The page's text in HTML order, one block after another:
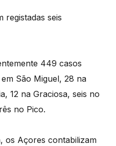
registadas seis
449 casos
São Miguel, 28 na
12 na Graciosa, seis no
no Pico.
os Açores contabilizam